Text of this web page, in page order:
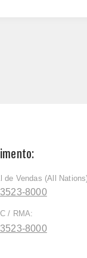
de Vendas (All
8000
/ RMA:
8000